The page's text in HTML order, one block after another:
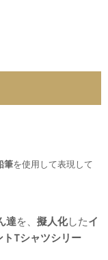
筆を使用して表現して
達を、 擬人化したイ
トTシャツシリー